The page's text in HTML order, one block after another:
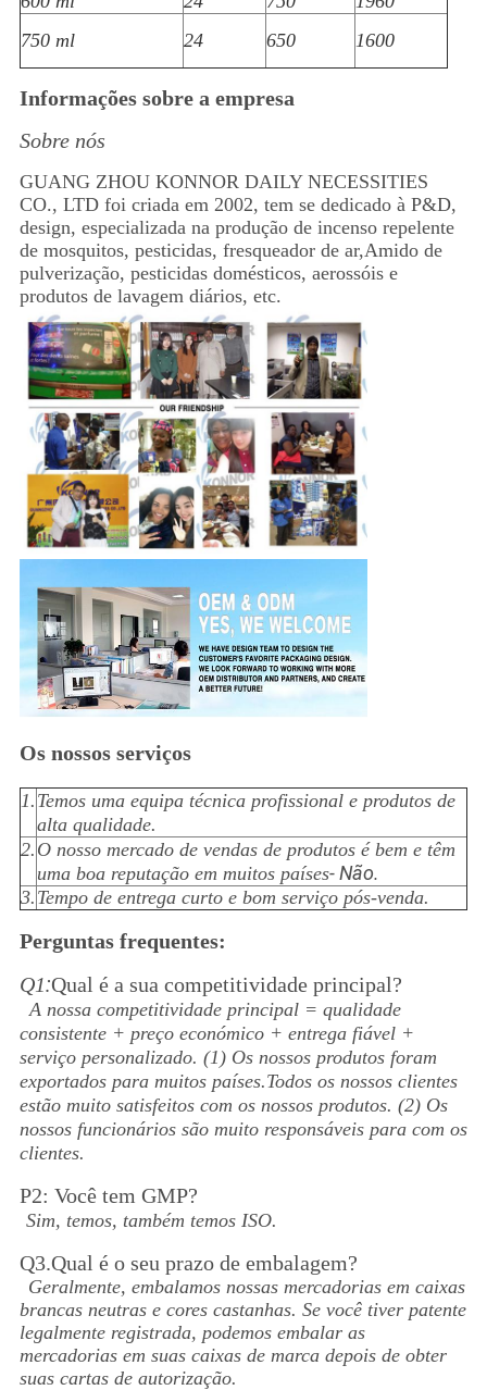
750 ml
24 650 1600
Informações sobre a empresa
Sobre nós
GUANG ZHOU KONNOR DAILY NECESSITIES
CO., LTD foi criada em 2002, tem se dedicado à P&D,
design, especializada na produção de incenso repelente
de mosquitos, pesticidas, fresqueador de ar,Amido de
pulverização, pesticidas domésticos, aerossóis e
produtos de lavagem diários, etc.
Os nossos serviços
1. Temos uma equipa técnica profissional e produtos de
alta qualidade.
2. O nosso mercado de vendas de produtos é bem e têm
uma boa reputação em muitos países- Não.
3. Tempo de entrega curto e bom serviço pós-venda.
Perguntas frequentes:
Q1:Qual é a sua competitividade principal?
A nossa competitividade principal = qualidade
consistente + preço económico + entrega fiável +
serviço personalizado. (1) Os nossos produtos foram
exportados para muitos países.Todos os nossos clientes
estão muito satisfeitos com os nossos produtos. (2) Os
nossos funcionários são muito responsáveis para com os
clientes.
P2: Você tem GMP?
Sim, temos, também temos ISO.
Q3.Qual é o seu prazo de embalagem?
Geralmente, embalamos nossas mercadorias em caixas
brancas neutras e cores castanhas. Se você tiver patente
legalmente registrada, podemos embalar as
mercadorias em suas caixas de marca depois de obter
suas cartas de autorização.